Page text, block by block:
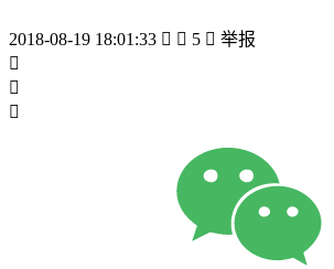
2018-08-19 18:01:33   5  举报


